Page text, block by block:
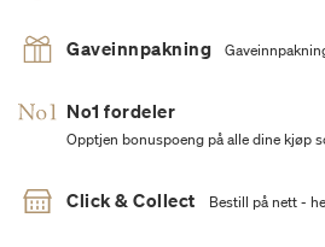
Gaveinnpakning
No1 fordeler
Opptjen bonuspoeng på alle dine kjøp
Click & Collect Bestill på nett -